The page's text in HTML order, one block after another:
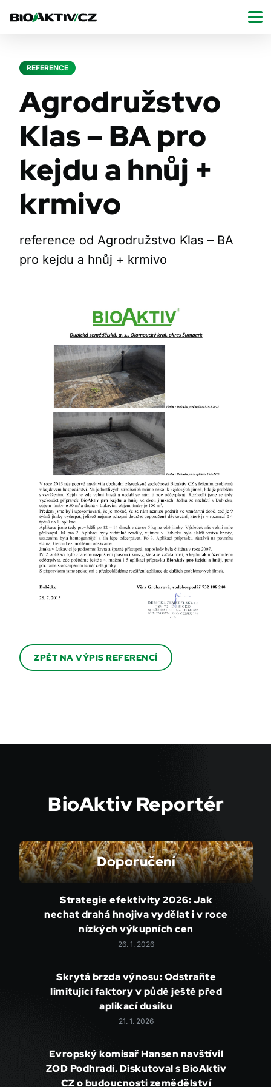
REFERENCE
Agrodružstvo
Klas – BA pro
kejdu a hnůj +
krmivo
reference od Agrodružstvo Klas – BA
pro kejdu a hnůj + krmivo
ZPĚT NA VÝPIS REFERENCÍ
BioAktiv Reportér
Doporučení
Strategie efektivity 2026: Jak
nechat drahá hnojiva vydělat i v roce
nízkých výkupních cen
26. 1. 2026
Skrytá brzda výnosu: Odstraňte
limitující faktory v půdě ještě před
aplikací dusíku
21. 1. 2026
Evropský komisař Hansen navštívil
ZOD Podhradí. Diskutoval s BioAktiv
CZ o budoucnosti zemědělství